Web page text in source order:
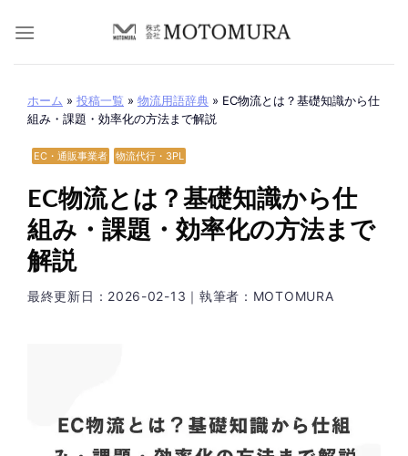
ホーム » 投稿一覧 » 物流用語辞典 » EC物流とは？基礎知識から仕
組み・課題・効率化の方法まで解説
EC・通販事業者 物流代行・3PL
EC物流とは？基礎知識から仕
組み・課題・効率化の方法まで
解説
最終更新日： 2026-02-13 ｜執筆者：MOTOMURA